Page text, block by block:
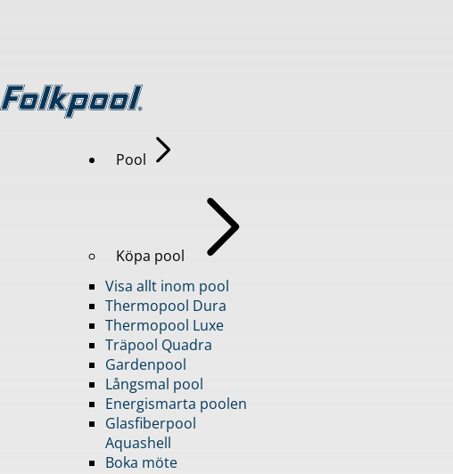
Pool
Köpa pool
Visa allt inom pool
Thermopool Dura
Thermopool Luxe
Träpool Quadra
Gardenpool
Långsmal pool
Energismarta poolen
Glasfiberpool
Aquashell
Boka möte